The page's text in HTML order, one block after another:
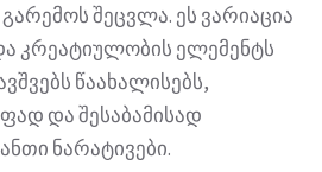
შეცვლა. ეს ვარიაცია
კრეატიულობის ელემენტს
წაახალისებს,
და შესაბამისად
ნარატივები.